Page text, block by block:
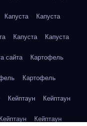
Капуста Капуста
Капуста Капуста
сайта Картофель
Картофель
Кейптаун Кейптаун
Кейптаун Кейптаун